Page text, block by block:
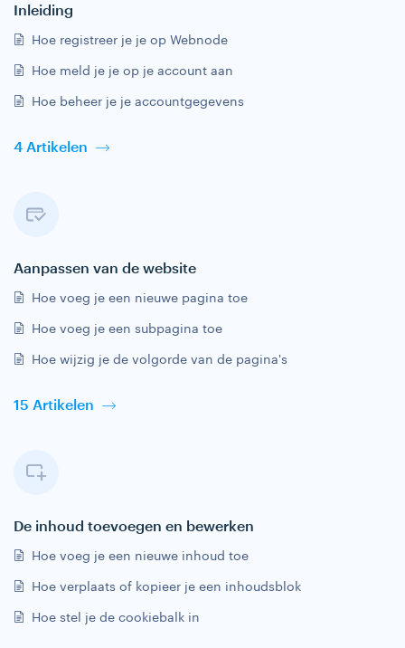
Inleiding
Hoe registreer je je op Webnode
Hoe meld je je op je account aan
Hoe beheer je je accountgegevens
4 Artikelen
Aanpassen van de website
Hoe voeg je een nieuwe pagina toe
Hoe voeg je een subpagina toe
Hoe wijzig je de volgorde van de pagina's
15 Artikelen
De inhoud toevoegen en bewerken
Hoe voeg je een nieuwe inhoud toe
Hoe verplaats of kopieer je een inhoudsblok
Hoe stel je de cookiebalk in